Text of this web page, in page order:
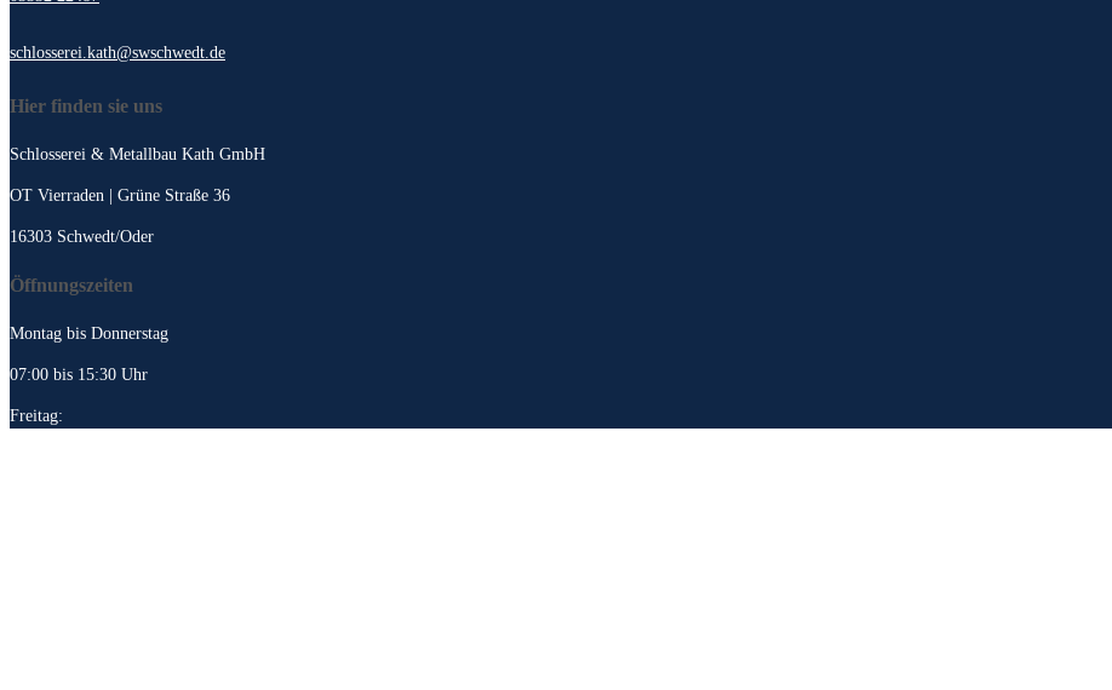
schlosserei.kath@swschwedt.de
Hier finden sie uns
Schlosserei & Metallbau Kath GmbH
OT Vierraden | Grüne Straße 36
16303 Schwedt/Oder
Öffnungszeiten
Montag bis Donnerstag
07:00 bis 15:30 Uhr
Freitag: